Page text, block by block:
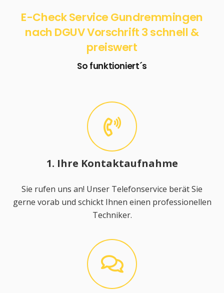
E-Check Service Gundremmingen
nach DGUV Vorschrift 3 schnell &
preiswert
So funktioniert´s
1. Ihre Kontaktaufnahme
Sie rufen uns an! Unser Telefonservice berät Sie
gerne vorab und schickt Ihnen einen professionellen
Techniker.